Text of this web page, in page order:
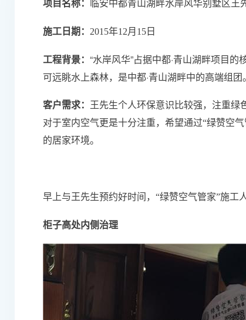
项目名称： 临安中都青山湖畔水岸风华别墅区王
施工日期： 2015年12月15日
工程背景： “水岸风华”占据中都·青山湖畔项目
可远眺水上森林，是中都·青山湖畔中的高端组团。
客户需求：
王先生个人环保意识比较强，注重绿
对于室内空气更是十分注重，希望通过“绿赞空
的居家环境。
早上与王先生预约好时间，“绿赞空气管家”施工
柜子高处内侧治理